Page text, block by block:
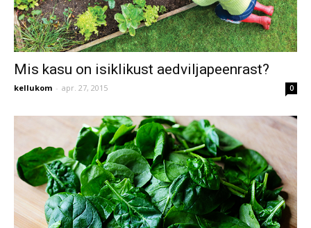
Mis kasu on isiklikust aedviljapeenrast?
kellukom - apr. 27, 2015 0